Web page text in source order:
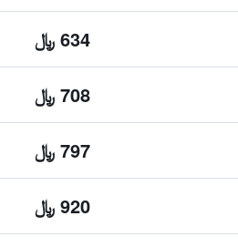
634 ﷼
708 ﷼
797 ﷼
920 ﷼